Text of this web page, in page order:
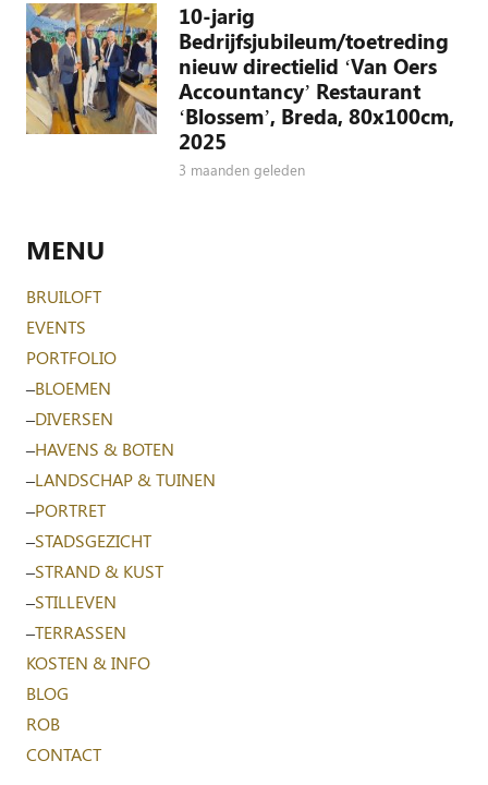
10-jarig
Bedrijfsjubileum/toetreding
nieuw directielid ‘Van Oers
Accountancy’ Restaurant
‘Blossem’, Breda, 80x100cm,
2025
3 maanden geleden
MENU
BRUILOFT
EVENTS
PORTFOLIO
–BLOEMEN
–DIVERSEN
–HAVENS & BOTEN
–LANDSCHAP & TUINEN
–PORTRET
–STADSGEZICHT
–STRAND & KUST
–STILLEVEN
–TERRASSEN
KOSTEN & INFO
BLOG
ROB
CONTACT